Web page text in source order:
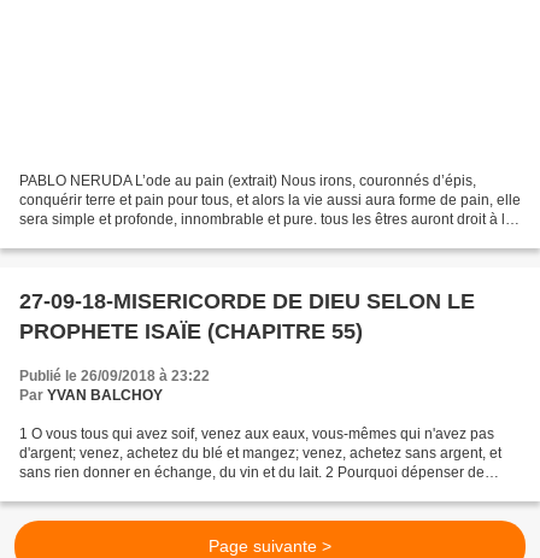
PABLO NERUDA L’ode au pain (extrait) Nous irons, couronnés d’épis,
conquérir terre et pain pour tous, et alors la vie aussi aura forme de pain, elle
sera simple et profonde, innombrable et pure. tous les êtres auront droit à la
27-09-18-MISERICORDE DE DIEU SELON LE
PROPHETE ISAÏE (CHAPITRE 55)
Publié le 26/09/2018 à 23:22
Par YVAN BALCHOY
1 O vous tous qui avez soif, venez aux eaux, vous-mêmes qui n'avez pas
d'argent; venez, achetez du blé et mangez; venez, achetez sans argent, et
sans rien donner en échange, du vin et du lait. 2 Pourquoi dépenser de
Page suivante >